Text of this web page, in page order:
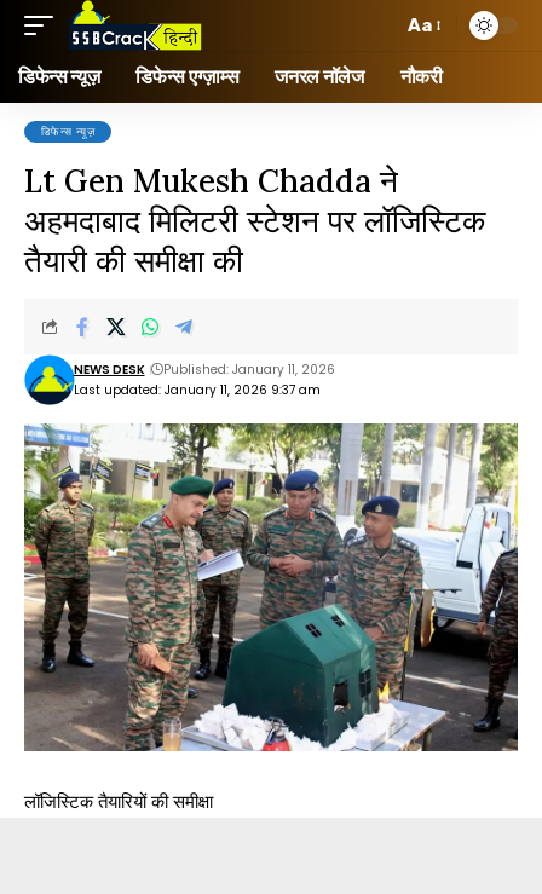
Aa
डिफेन्स न्यूज़ डिफेन्स एग्ज़ाम्स जनरल नॉलेज नौकरी
डिफेन्स न्यूज़
Lt Gen Mukesh Chadda ने
अहमदाबाद मिलिटरी स्टेशन पर लॉजिस्टिक
तैयारी की समीक्षा की
Last updated: January 11, 2026 9:37 am
NEWS DESK Published: January 11, 2026
लॉजिस्टिक तैयारियों की समीक्षा